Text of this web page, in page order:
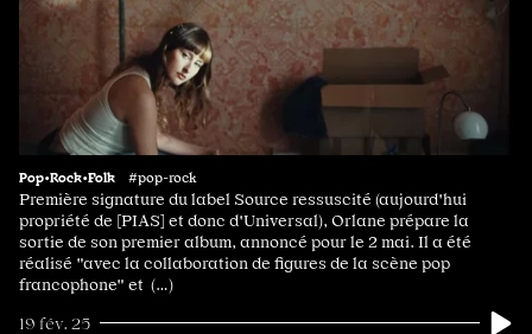
Pop•Rock•Folk #pop-rock
Première signature du label Source ressuscité (aujourd'hui
propriété de [PIAS] et donc d'Universal), Orlane prépare la
sortie de son premier album, annoncé pour le 2 mai. Il a été
réalisé "avec la collaboration de figures de la scène pop
francophone" et (…)
19 fév. 25